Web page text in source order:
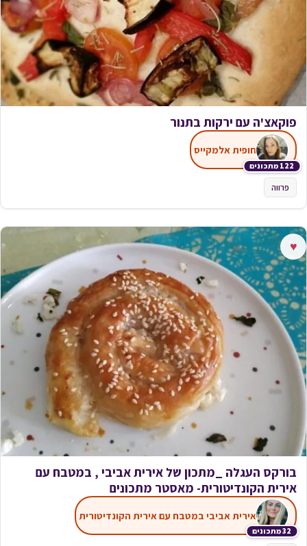
פוקאצ'ה עם ירקות בתנור
122 מתכונים
חופית אלמקייס
פרווה
♥
בורקס העגלה _מתכון של אירית אביבי , במטבח עם
אירית הקונדיטורית- מאסטר מתכונים
32 מתכונים
אירית אביבי במטבח עם אירית הקונדיטורית